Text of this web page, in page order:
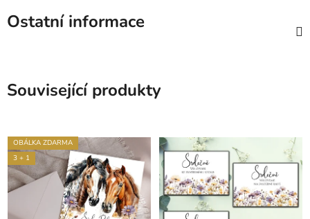
Ostatní informace
Související produkty
OBÁLKA ZDARMA
3 + 1